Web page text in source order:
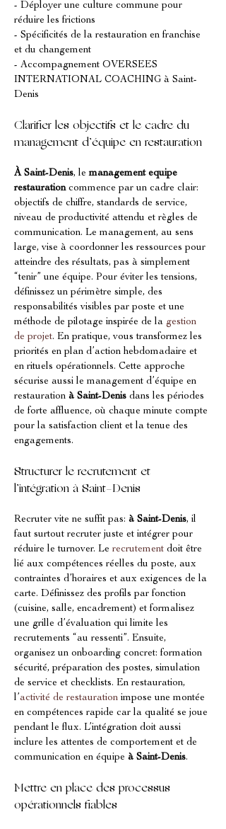
- Déployer une culture commune pour
réduire les frictions
- Spécificités de la restauration en franchise
et du changement
- Accompagnement OVERSEES
INTERNATIONAL COACHING à Saint-
Denis
Clarifier les objectifs et le cadre du
management d’équipe en restauration
À Saint-Denis, le management equipe
restauration commence par un cadre clair:
objectifs de chiffre, standards de service,
niveau de productivité attendu et règles de
communication. Le management, au sens
large, vise à coordonner les ressources pour
atteindre des résultats, pas à simplement
“tenir” une équipe. Pour éviter les tensions,
définissez un périmètre simple, des
responsabilités visibles par poste et une
méthode de pilotage inspirée de la gestion
de projet. En pratique, vous transformez les
priorités en plan d’action hebdomadaire et
en rituels opérationnels. Cette approche
sécurise aussi le management d’équipe en
restauration à Saint-Denis dans les périodes
de forte affluence, où chaque minute compte
pour la satisfaction client et la tenue des
engagements.
Structurer le recrutement et
l’intégration à Saint-Denis
Recruter vite ne suffit pas: à Saint-Denis, il
faut surtout recruter juste et intégrer pour
réduire le turnover. Le recrutement doit être
lié aux compétences réelles du poste, aux
contraintes d’horaires et aux exigences de la
carte. Définissez des profils par fonction
(cuisine, salle, encadrement) et formalisez
une grille d’évaluation qui limite les
recrutements “au ressenti”. Ensuite,
organisez un onboarding concret: formation
sécurité, préparation des postes, simulation
de service et checklists. En restauration,
l’activité de restauration impose une montée
en compétences rapide car la qualité se joue
pendant le flux. L’intégration doit aussi
inclure les attentes de comportement et de
communication en équipe à Saint-Denis.
Mettre en place des processus
opérationnels fiables